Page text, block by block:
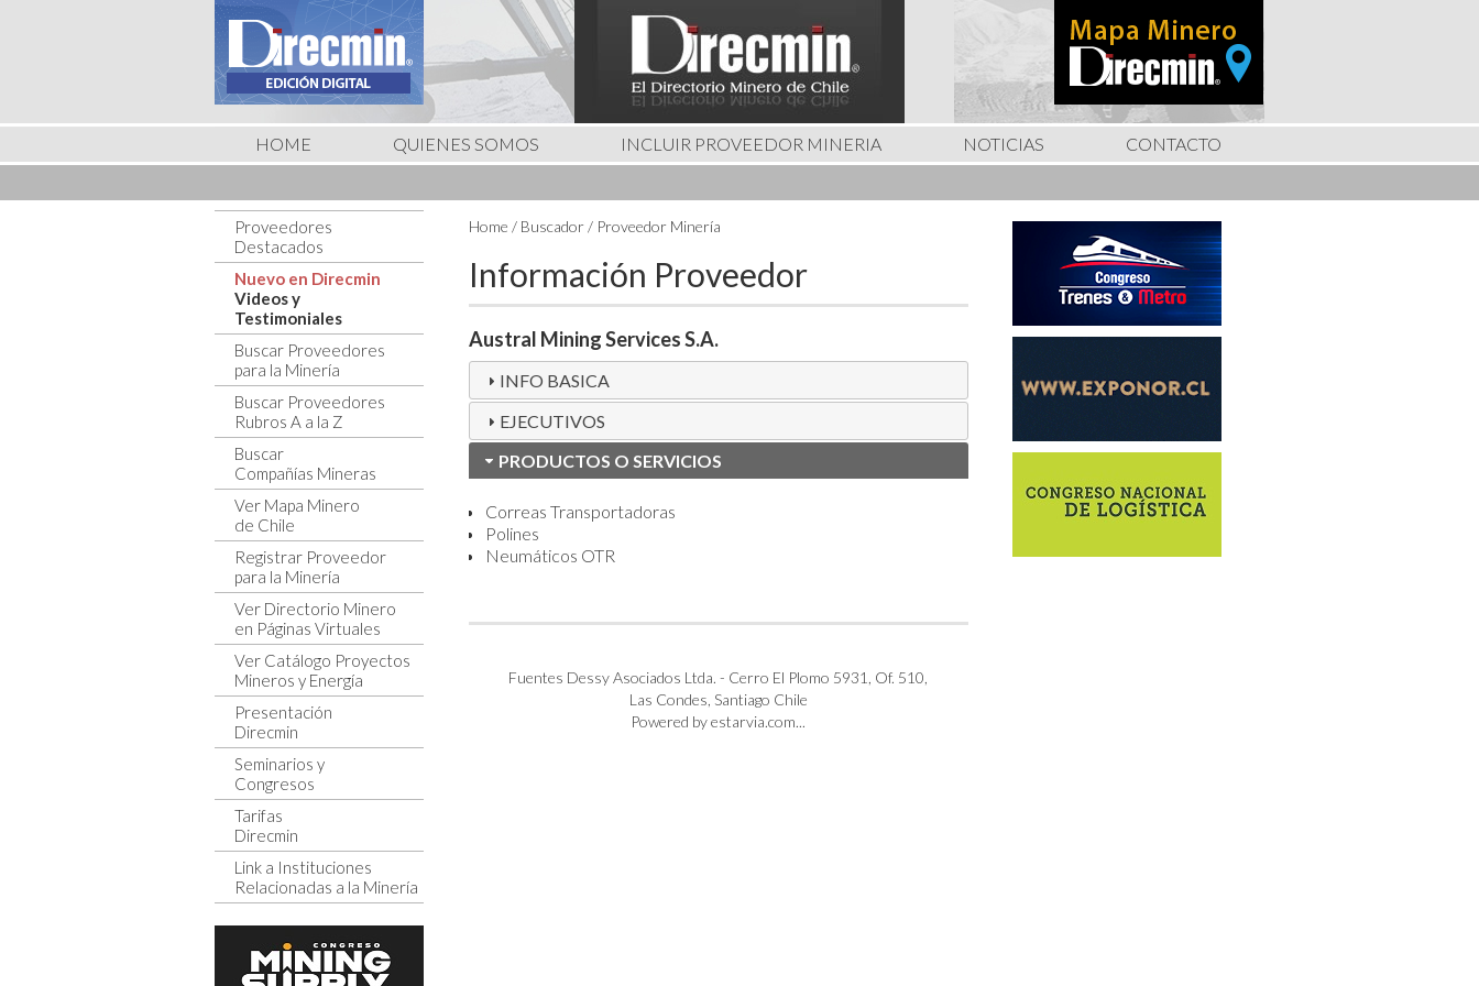
HOME QUIENES SOMOS INCLUIR PROVEEDOR MINERIA NOTICIAS CONTACTO
Proveedores
Destacados
Nuevo en Direcmin
Videos y
Testimoniales
Buscar Proveedores
para la Minería
Buscar Proveedores
Rubros A a la Z
Buscar
Compañías Mineras
Ver Mapa Minero
de Chile
Registrar Proveedor
para la Minería
Ver Directorio Minero
en Páginas Virtuales
Ver Catálogo Proyectos
Mineros y Energía
Presentación
Direcmin
Seminarios y
Congresos
Tarifas
Direcmin
Link a Instituciones
Relacionadas a la Minería
Home / Buscador / Proveedor Minería
Información Proveedor
Austral Mining Services S.A.
INFO BASICA
EJECUTIVOS
PRODUCTOS O SERVICIOS
Correas Transportadoras
Polines
Neumáticos OTR
Fuentes Dessy Asociados Ltda. - Cerro El Plomo 5931, Of. 510,
Las Condes, Santiago Chile
Powered by estarvia.com...